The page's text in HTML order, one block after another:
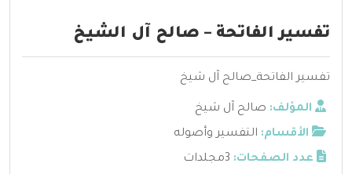
تفسير الفاتحة – صالح آل الشيخ
تفسير الفاتحة_صالح آل شيخ
المؤلف: صالح آل شيخ
الأقسام: التفسير وأصوله
عدد الصفحات: 3مجلدات